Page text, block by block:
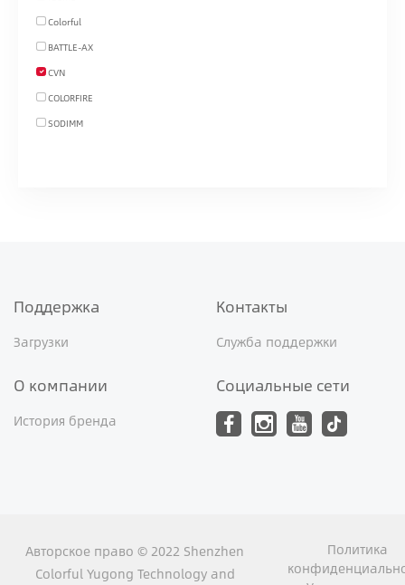
Colorful
BATTLE-AX
CVN
COLORFIRE
SODIMM
Поддержка
Загрузки
Контакты
Служба поддержки
О компании
История бренда
Социальные сети
Авторское право © 2022 Shenzhen
Colorful Yugong Technology and
Политика